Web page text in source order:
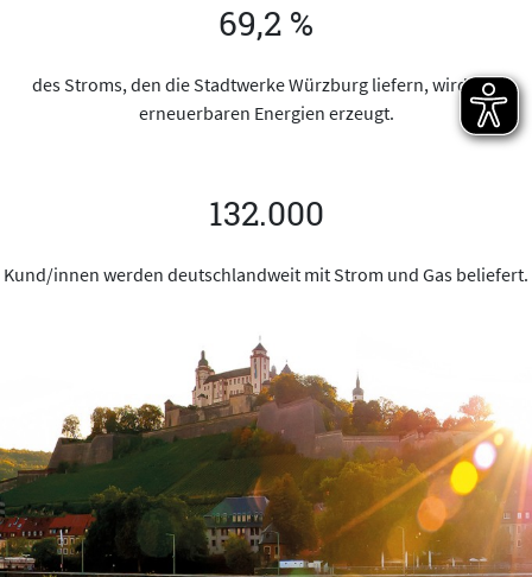
69,2 %
des Stroms, den die Stadtwerke Würzburg liefern, wird aus
erneuerbaren Energien erzeugt.
132.000
Kund/innen werden deutschlandweit mit Strom und Gas beliefert.